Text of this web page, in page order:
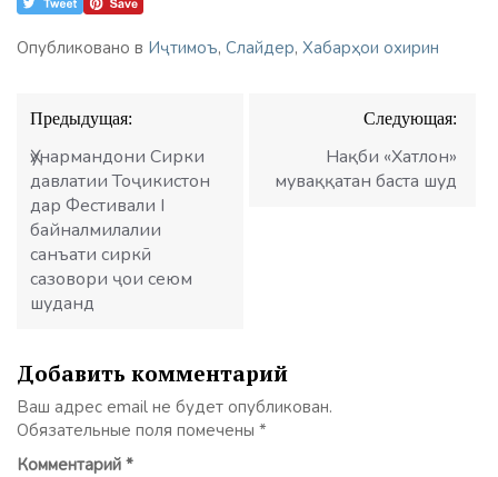
Опубликовано в Иҷтимоъ, Слайдер, Хабарҳои охирин
Навигация
по
записям
Предыдущая:
Ҳунармандони Сирки
давлатии Тоҷикистон
дар Фестивали I
байналмилалии
санъати сиркӣ
сазовори ҷои сеюм
шуданд
Следующая:
Нақби «Хатлон»
муваққатан баста шуд
Добавить комментарий
Ваш адрес email не будет опубликован.
Обязательные поля помечены *
Комментарий *